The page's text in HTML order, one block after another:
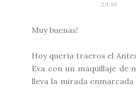
20:56
Muy buenas!
Hoy quería traeros el
Eva con un maquillaje de
lleva la mirada